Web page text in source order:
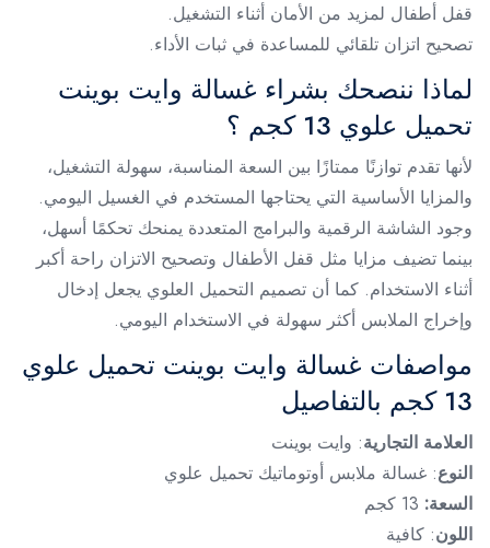
قفل أطفال لمزيد من الأمان أثناء التشغيل.
تصحيح اتزان تلقائي للمساعدة في ثبات الأداء.
لماذا ننصحك بشراء غسالة وايت بوينت
تحميل علوي 13 كجم ؟
لأنها تقدم توازنًا ممتازًا بين السعة المناسبة، سهولة التشغيل،
والمزايا الأساسية التي يحتاجها المستخدم في الغسيل اليومي.
وجود الشاشة الرقمية والبرامج المتعددة يمنحك تحكمًا أسهل،
بينما تضيف مزايا مثل قفل الأطفال وتصحيح الاتزان راحة أكبر
أثناء الاستخدام. كما أن تصميم التحميل العلوي يجعل إدخال
وإخراج الملابس أكثر سهولة في الاستخدام اليومي.
مواصفات غسالة وايت بوينت تحميل علوي
13 كجم بالتفاصيل
العلامة التجارية: وايت بوينت
النوع: غسالة ملابس أوتوماتيك تحميل علوي
السعة: 13 كجم
اللون: كافية